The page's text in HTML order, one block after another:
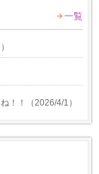
一覧
）
！！ （2026/4/1 ）